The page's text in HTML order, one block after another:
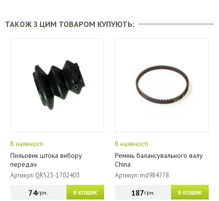
ТАКОЖ З ЦИМ ТОВАРОМ КУПУЮТЬ:
В наявності
Пильовик штока вибору
передач
Артикул: QR523-1702403
В КОШИК
74грн.
В наявності
Ремінь балансувального валу
China
Артикул: md984778
В КОШИК
187грн.